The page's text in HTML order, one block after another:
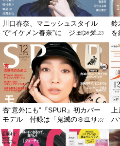
川口春奈、マニッシュスタイル
で“イケメン春奈”に ジェンダ...
2020.10.23
鈴
杏“意外にも”『SPUR』初カバー
モデル 付録は「鬼滅のミニリ...
2020.10.22
ハ